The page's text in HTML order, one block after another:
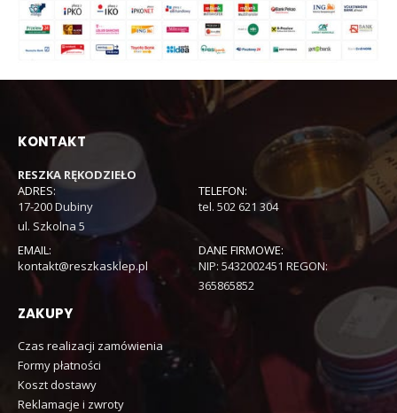
KONTAKT
RESZKA RĘKODZIEŁO
ADRES:
17-200 Dubiny
ul. Szkolna 5
TELEFON:
tel. 502 621 304
EMAIL:
kontakt@reszkasklep.pl
DANE FIRMOWE:
NIP: 5432002451 REGON:
365865852
ZAKUPY
Czas realizacji zamówienia
Formy płatności
Koszt dostawy
Reklamacje i zwroty